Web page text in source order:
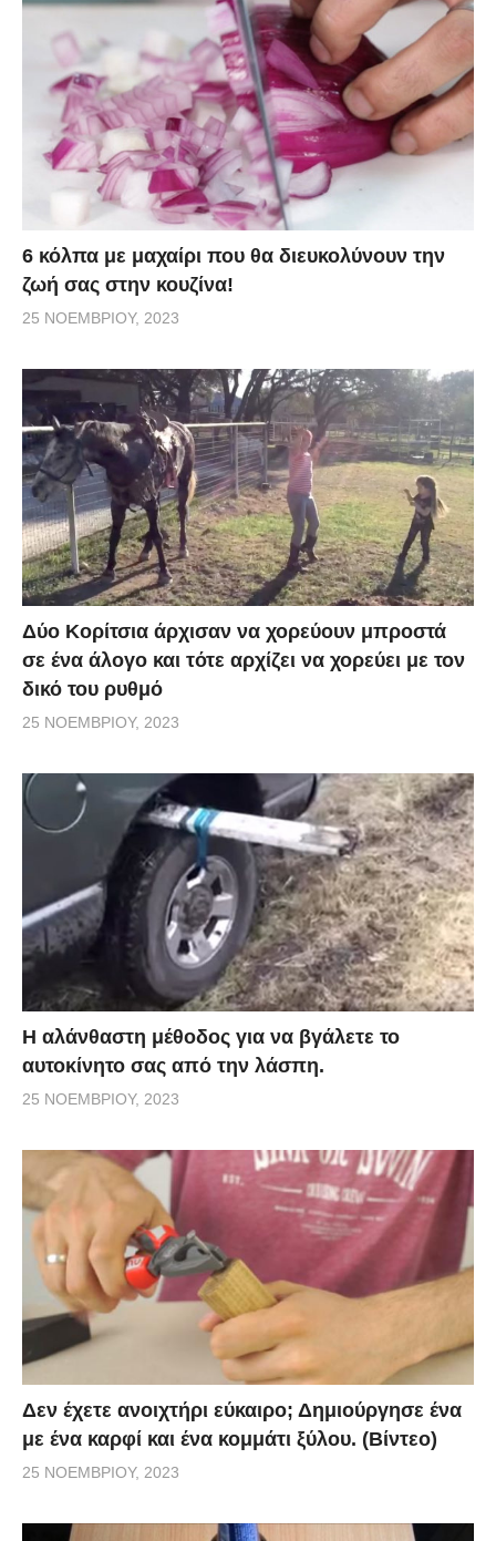
6 κόλπα με μαχαίρι που θα διευκολύνουν την
ζωή σας στην κουζίνα!
25 ΝΟΕΜΒΡΊΟΥ, 2023
Δύο Κορίτσια άρχισαν να χορεύουν μπροστά
σε ένα άλογο και τότε αρχίζει να χορεύει με τον
δικό του ρυθμό
25 ΝΟΕΜΒΡΊΟΥ, 2023
Η αλάνθαστη μέθοδος για να βγάλετε το
αυτοκίνητο σας από την λάσπη.
25 ΝΟΕΜΒΡΊΟΥ, 2023
Δεν έχετε ανοιχτήρι εύκαιρο; Δημιούργησε ένα
με ένα καρφί και ένα κομμάτι ξύλου. (Βίντεο)
25 ΝΟΕΜΒΡΊΟΥ, 2023